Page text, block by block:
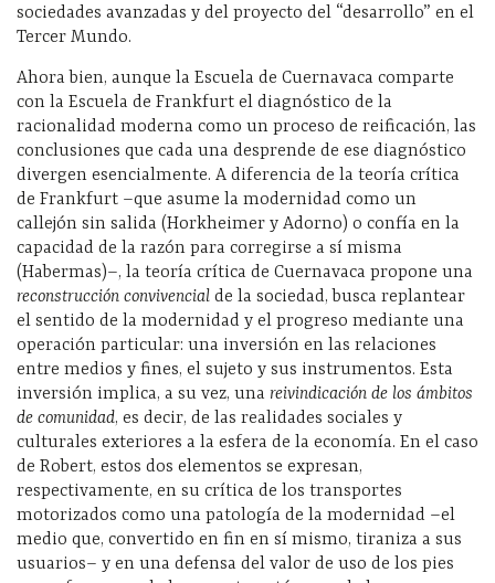
sociedades avanzadas y del proyecto del “desarrollo” en el
Tercer Mundo.
Ahora bien, aunque la Escuela de Cuernavaca comparte
con la Escuela de Frankfurt el diagnóstico de la
racionalidad moderna como un proceso de reificación, las
conclusiones que cada una desprende de ese diagnóstico
divergen esencialmente. A diferencia de la teoría crítica
de Frankfurt –que asume la modernidad como un
callejón sin salida (Horkheimer y Adorno) o confía en la
capacidad de la razón para corregirse a sí misma
(Habermas)–, la teoría crítica de Cuernavaca propone una
reconstrucción convivencial de la sociedad, busca replantear
el sentido de la modernidad y el progreso mediante una
operación particular: una inversión en las relaciones
entre medios y fines, el sujeto y sus instrumentos. Esta
inversión implica, a su vez, una reivindicación de los ámbitos
de comunidad, es decir, de las realidades sociales y
culturales exteriores a la esfera de la economía. En el caso
de Robert, estos dos elementos se expresan,
respectivamente, en su crítica de los transportes
motorizados como una patología de la modernidad –el
medio que, convertido en fin en sí mismo, tiraniza a sus
usuarios– y en una defensa del valor de uso de los pies